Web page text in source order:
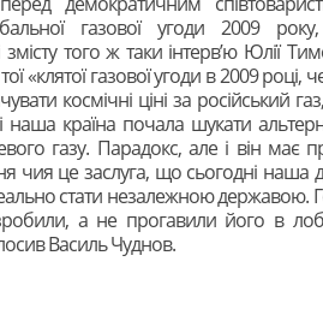
газової угоди 2009 року,
того ж таки інтерв’ю Юлії
«клятої газової угоди в 2009 році,
космічні ціні за російський
країна почала шукати
газу. Парадокс, але і він має
чия це заслуга, що сьогодні наша
стати незалежною державою.
а не прогавили його в
Василь Чуднов.